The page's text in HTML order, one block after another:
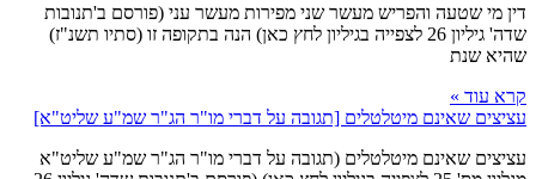
דין מי שטעה והפריש מעשר שני מפירות מעשר עני (פורסם ב'תנובות
שדה' גיליון 26 לצפייה בגיליון לחץ כאן) הנה בתקופה זו (סתיו תשנ"ז)
שהיא שנת
קרא עוד »
עציצים שאינם מיטלטלים [תגובה על דברי מו"ר הג"ר שמ"ע שליט"א]
עציצים שאינם מיטלטלים (תגובה על דברי מו"ר הג"ר שמ"ע שליט"א